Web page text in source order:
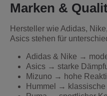
Marken &
Hersteller wie Adidas,
Asics stehen für
Adidas & Nike →
Asics → starke
Mizuno → hohe
Hummel →